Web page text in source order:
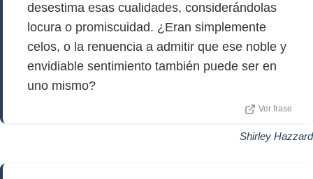
desestima esas cualidades, considerándolas
locura o promiscuidad. ¿Eran simplemente
celos, o la renuencia a admitir que ese noble y
envidiable sentimiento también puede ser en
uno mismo?
Ver frase
Shirley Hazzard